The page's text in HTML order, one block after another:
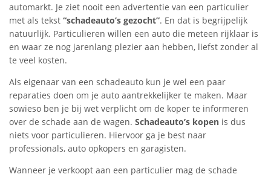
automarkt. Je ziet nooit een advertentie van een particulier
met als tekst “schadeauto’s gezocht”. En dat is begrijpelijk
natuurlijk. Particulieren willen een auto die meteen rijklaar is
en waar ze nog jarenlang plezier aan hebben, liefst zonder al
te veel kosten.
Als eigenaar van een schadeauto kun je wel een paar
reparaties doen om je auto aantrekkelijker te maken. Maar
sowieso ben je bij wet verplicht om de koper te informeren
over de schade aan de wagen. Schadeauto’s kopen is dus
niets voor particulieren. Hiervoor ga je best naar
professionals, auto opkopers en garagisten.
Wanneer je verkoopt aan een particulier mag de schade